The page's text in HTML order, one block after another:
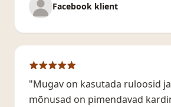
Facebook klient
"Mugav on kasutada ruloosid
mõnusad on pimendavad